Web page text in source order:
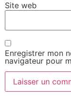
Site web
Enregistrer mon
navigateur pour